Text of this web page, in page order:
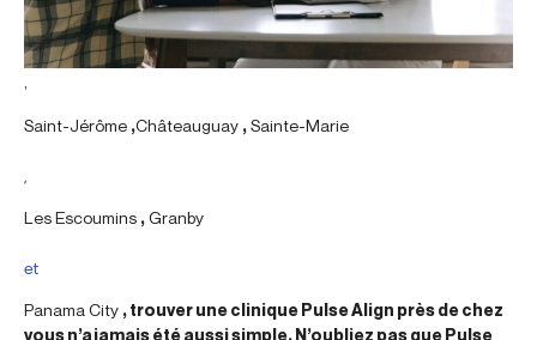
Saint-Jérôme ,Châteauguay ,Sainte-Marie
,
Les Escoumins ,Granby
et
Panama City , trouver une clinique Pulse Align près de chez
vous n’a jamais été aussi simple. N’oubliez pas que Pulse